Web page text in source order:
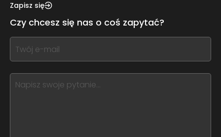
this,
this
form
field
blank
Zapisz się
Czy chcesz się nas o coś zapytać?
If
you
this,
leave